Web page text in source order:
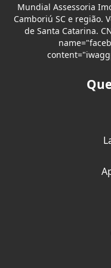
Mundial Assessoria
Camboriú SC e região.
de Santa Catarina.